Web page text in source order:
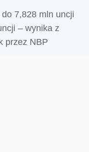
do 7,828 mln uncji
– wynika z
przez NBP